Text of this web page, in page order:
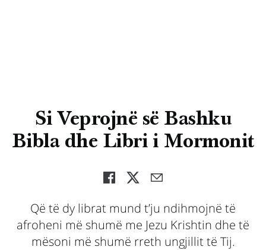
Si Veprojnë së Bashku
Bibla dhe Libri i Mormonit
Që të dy librat mund t’ju ndihmojnë të
afroheni më shumë me Jezu Krishtin dhe të
mësoni më shumë rreth ungjillit të Tij.